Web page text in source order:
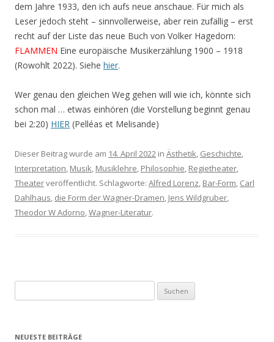
dem Jahre 1933, den ich aufs neue anschaue. Für mich als
Leser jedoch steht – sinnvollerweise, aber rein zufällig – erst
recht auf der Liste das neue Buch von Volker Hagedorn:
FLAMMEN Eine europäische Musikerzählung 1900 – 1918
(Rowohlt 2022). Siehe hier.
Wer genau den gleichen Weg gehen will wie ich, könnte sich
schon mal … etwas einhören (die Vorstellung beginnt genau
bei 2:20) HIER (Pelléas et Melisande)
Dieser Beitrag wurde am 14. April 2022 in Ästhetik, Geschichte,
Interpretation, Musik, Musiklehre, Philosophie, Regietheater,
Theaterveröffentlicht. Schlagworte: Alfred Lorenz, Bar-Form, Carl
Dahlhaus, die Form der Wagner-Dramen, Jens Wildgruber,
Theodor W Adorno,Wagner-Literatur.
u
h
NEUESTE BEITRÄGE